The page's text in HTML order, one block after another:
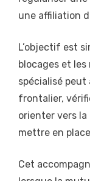
une affiliation
L’objectif est
blocages et les
spécialisé
frontalier,
orienter vers
mettre en
Cet